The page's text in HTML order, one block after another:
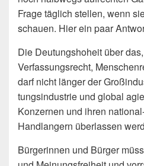
Frage täglich stellen, wenn
schauen. Hier ein paar
Die Deutungshoheit über
Verfassungsrecht,
darf nicht länger der
tungsindustrie und global
Konzernen und ihren
Handlangern überlassen
Bürgerinnen und Bürger